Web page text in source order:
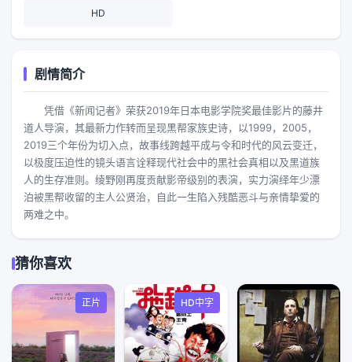
HD
剧情简介
凭借《新闻记者》荣获2019年日本电影学院奖最佳影片的藤井
道人导演，其最新力作转而呈现黑帮家族史诗，以1999，2005，
2019三个年份为切入点，故事线跨越平成与令和时代的风云变迁，
以极度压迫性的镜头语言诠释现代社会中的黑社会真相以及黑道族
人的生存准则。绫野刚再度贡献影帝级别的表演，实力演绎年少漂
泊被黑帮收留的主人公贤治，自此一生陷入残酷恶斗与亲情挚爱的
两难之中。
猜你喜欢
正片 HD中字